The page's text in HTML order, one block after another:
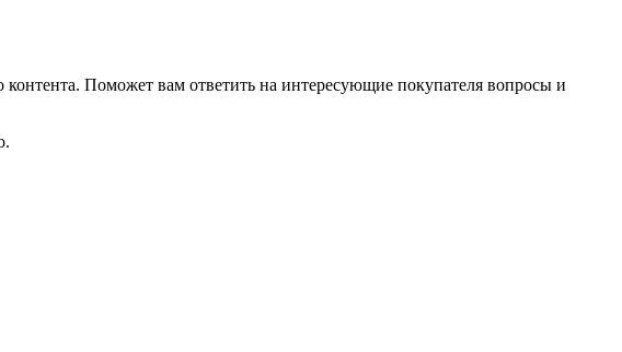
Поможет вам ответить на интересующие покупателя вопросы и